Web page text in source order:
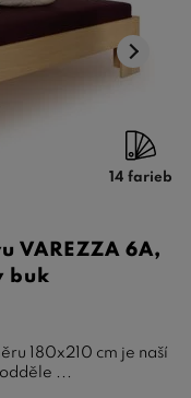
14 farieb
VAREZZA 6A,
buk
180x210 cm je naší
...